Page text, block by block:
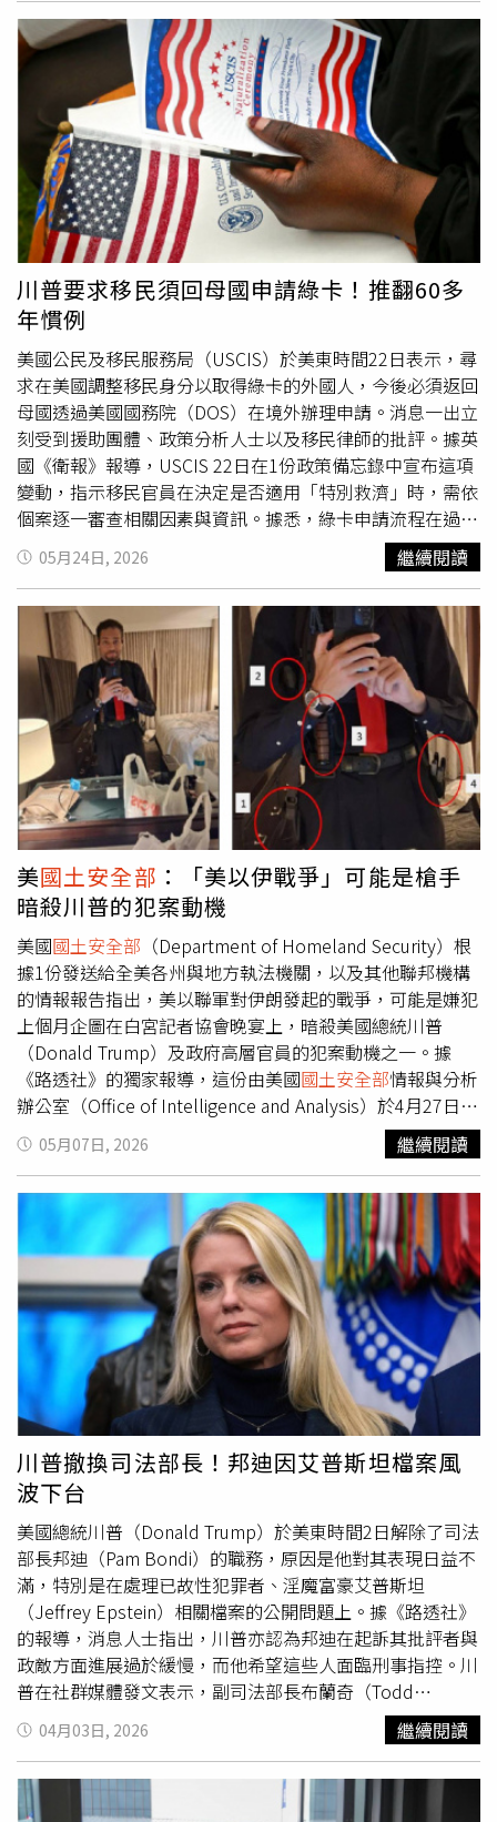
回其原籍國提出申請，除非在極為特殊的情況下例外。」該
公告被外界視為美國綠卡申請政策的重大轉向，並引發援助
團體、政策分析人士以及移民律師的強烈批評。美國總統川
普（Donald Trump）曾在競選期間承諾將驅逐數百萬無證
移民，但自從他重返白宮以來，其政府同時也關閉了多項取
得美國居留權的合法途徑。據悉，綠卡申請流程在過去超過
60年幾乎未曾改變，因此22日公布的政策公告，一度被視
為川普政府移民政策的最新重大變動。根據美國移民委員會
（American Immigration Council）的數據，美國每年發放
超過100萬張綠卡，而截至目前，有超過一半的申請人是在
美國境內提出的。對此，1位匿名美國官員於30日表示，該
政策「重申了長期存在的法律與政策，但在拜登政府期間被
忽視。這項政策不會阻止任何合法且符合資格的外籍人士取
得綠卡，但可能會導致部分不符合裁量性優惠標準的人，最
終必須改為在海外向美國國務院提出申請。這項政策不會影
響高度合格的申請者以及遵守法律的技術專業人士。」
川普要求移民須回母國申請綠卡！推翻60多
年慣例
美國公民及移民服務局（USCIS）於美東時間22日表示，尋
求在美國調整移民身分以取得綠卡的外國人，今後必須返回
母國透過美國國務院（DOS）在境外辦理申請。消息一出立
刻受到援助團體、政策分析人士以及移民律師的批評。據英
國《衛報》報導，USCIS 22日在1份政策備忘錄中宣布這項
變動，指示移民官員在決定是否適用「特別救濟」時，需依
個案逐一審查相關因素與資訊。據悉，綠卡申請流程在過去
超過60年幾乎未曾改變，而這次調整也被視為川普政府移民
政策的最新重大變動。負責監督USCIS的美國
國土安全部
（DHS）也表示：「在美國暫時居留且希望取得綠卡的外國
人必須返回母國申請。這項政策讓我們的移民系統依照法律
運作，而不是鼓勵鑽漏洞。」華府智庫「加圖研究所」
（Cato Institute）的1位分析師指出，美國目前有超過100
萬名移民正在等待綠卡核發。綠卡申請主要分為2種方式，1
種是在海外美國領事館申請，另1種是在已經身處美國境內
時提出申請，後者稱為「身分調整」（adjustment of
status）。根據新的USCIS政策，許多在美國境內的綠卡申
請者可能必須在案件審理期間離境，這將對全美的混合移民
身分家庭造成影響，迫使申請者離開工作、住所與人際關
係，且無法確定回歸時間。目前該機構本身也正面臨簽證與
綠卡案件的嚴重積壓。目前尚不清楚正在審理中的綠卡案件
將如何受到影響。對此，國際難民援助組織「HIAS」（前
身為希伯來移民援助協會）表示，USCIS的做法，等同迫使
人口販運倖存者、遭受虐待或忽視的兒童，返回他們為逃離
危險而離開的國家，以完成綠卡申請並取得美國永久居留
權。報導補充，22日的政策變動，是過去1年美國總統川普
（Donald Trump）一系列收緊移民政策措施中的最新一
步。去年，其政府曾縮短學生簽證、文化交流訪客以及媒體
工作者的簽證有效期限。今年1月，美國國務院宣布，在第2
任川普政府期間已撤銷超過10萬張簽證。該政府同時也對其
他在美國具有合法身分的移民，包括難民與其他受保護群
體，採取更嚴格的措施。
05月24日, 2026 繼續閱讀
美國土安全部 ：「美以伊戰爭」可能是槍手
暗殺川普的犯案動機
美國國土安全部 （Department of Homeland Security）根
據1份發送給全美各州與地方執法機關，以及其他聯邦機構
的情報報告指出，美以聯軍對伊朗發起的戰爭，可能是嫌犯
上個月企圖在白宮記者協會晚宴上，暗殺美國總統川普
（Donald Trump）及政府高層官員的犯案動機之一。據
《路透社》的獨家報導，這份由美國國土安全部情報與分析
辦公室（Office of Intelligence and Analysis）於4月27日撰
寫的初步評估報告指出，槍手艾倫（Cole Allen）「具有多
重的社會與政治不滿情緒」。報告結論也引用艾倫在社群媒
體上批評美國發起戰爭的行動，認為「美以伊戰爭」可能是
促使他決定實施此次暗殺的原因。這項評估讓外界得以進一
步了解，美國政府如何調查4月25日白宮記者協會晚宴槍擊
事件的犯案動機。儘管目前仍屬初步結論，但這是迄今最明
確的證據，顯示這場已造成西亞地區數千人死亡、並衝擊全
球經濟的伊朗戰爭，可能成為該事件的導火線。這份被標記
為「重大事件通報」（Critical Incident Note）的報告，是
由美國資訊透明非營利組織「Property of the People」透
過公開紀錄申請取得，並與《路透社》分享。對此，美國
土安全部 發言人拒絕評論這份情報評估的具體內容，僅表示
「這類報告是在重大事件發生後，向合作夥伴提供目前可取
得的最新資訊，因為這些事件可能對國土安全造成影響。」
美國聯邦調查局（Federal Bureau of Investigation，FBI）
也拒絕發表評論，而美國司法部（Department of
Justice）則未回應媒體的置評請求。美國司法部於5日新增
了1項「攻擊聯邦官員」的罪名，指控艾倫在安全檢查站朝1
名美國特勤局（United States Secret Service）探員開槍。
除此之外，他還面臨企圖暗殺、在暴力犯罪中開槍，以及非
法跨州運輸槍械與彈藥等指控。目前他尚未提出抗辯。截至
目前，美國官員對艾倫涉嫌犯案的動機著墨不多，僅提及他
在攻擊當晚寄給親屬的1封電子郵件。官員形容該訊息為1份
「宣言」（manifesto），內容表達對川普政府的不滿，並
提到他想攻擊1名正在發表演說的「叛徒」，但未直接點名
川普。在法院文件中，檢察官指稱，艾倫在政治立場上「不
05月07日, 2026 繼續閱讀
川普撤換司法部長！邦迪因艾普斯坦檔案風
波下台
美國總統川普（Donald Trump）於美東時間2日解除了司法
部長邦迪（Pam Bondi）的職務，原因是他對其表現日益不
滿，特別是在處理已故性犯罪者、淫魔富豪艾普斯坦
（Jeffrey Epstein）相關檔案的公開問題上。據《路透社》
的報導，消息人士指出，川普亦認為邦迪在起訴其批評者與
政敵方面進展過於緩慢，而他希望這些人面臨刑事指控。川
普在社群媒體發文表示，副司法部長布蘭奇（Todd
Blanche）將暫時領導司法部。布蘭奇曾是川普的私人律
師。在該貼文中，川普稱讚邦迪是「偉大的美國愛國者與忠
誠朋友」，並表示她曾主導「大規模打擊犯罪行動」。他指
出邦迪將很快轉往私人部門工作，但未提供細節。邦迪則在
04月03日, 2026 繼續閱讀